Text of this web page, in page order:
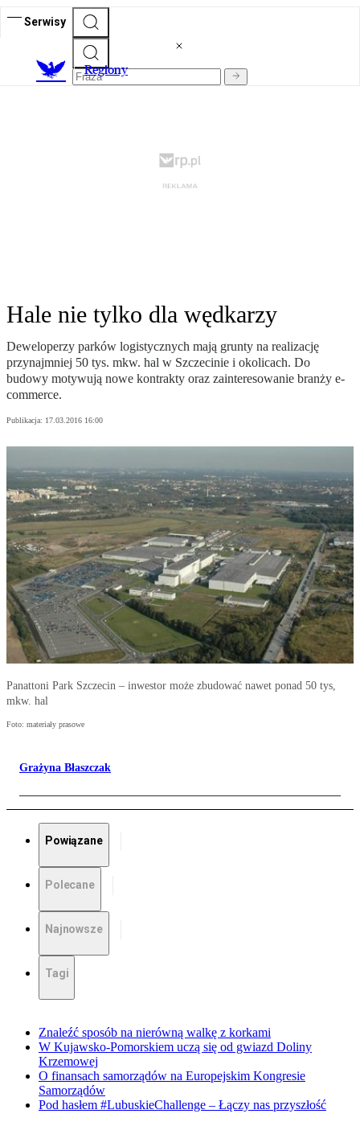
Serwisy
Regiony
Hale nie tylko dla wędkarzy
Deweloperzy parków logistycznych mają grunty na realizację
przynajmniej 50 tys. mkw. hal w Szczecinie i okolicach. Do
budowy motywują nowe kontrakty oraz zainteresowanie branży e-
commerce.
Publikacja: 17.03.2016 16:00
Panattoni Park Szczecin – inwestor może zbudować nawet ponad 50 tys,
mkw. hal
Foto: materiały prasowe
Grażyna Błaszczak
Powiązane
Polecane
Najnowsze
Tagi
Znaleźć sposób na nierówną walkę z korkami
W Kujawsko-Pomorskiem uczą się od gwiazd Doliny
Krzemowej
O finansach samorządów na Europejskim Kongresie
Samorządów
Pod hasłem #LubuskieChallenge – Łączy nas przyszłość